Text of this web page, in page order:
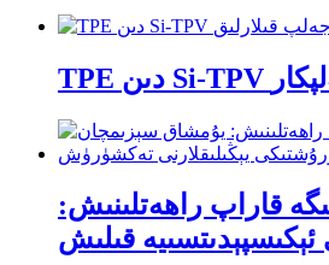
قاراپ راھەتلىنىش: